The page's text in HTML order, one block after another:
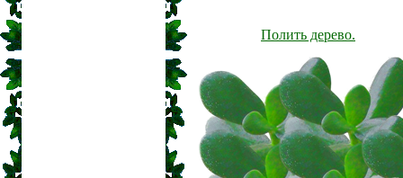
Полить дерево.